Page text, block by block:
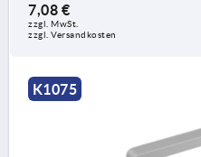
7,08 €
zzgl. MwSt.
zzgl. Versandkosten
K1075